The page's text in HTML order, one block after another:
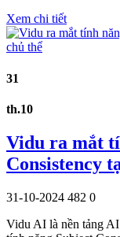
Xem chi tiết
31
th.10
Vidu ra mắt
Consistency
31-10-2024 482 0
Vidu AI là nền tảng